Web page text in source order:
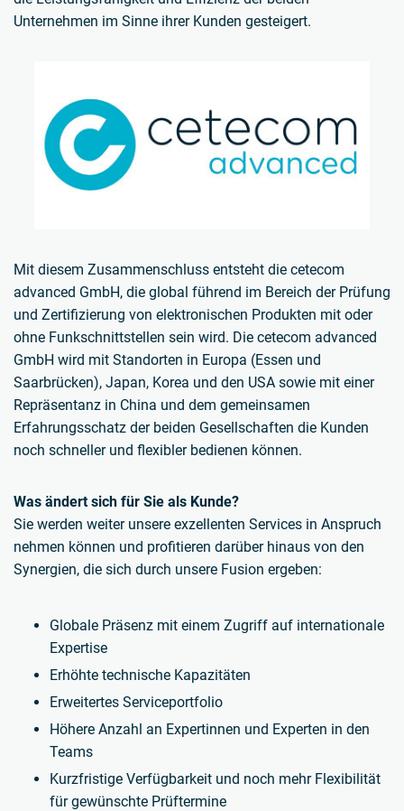
Unternehmen im Sinne ihrer Kunden gesteigert.
Mit diesem Zusammenschluss entsteht die cetecom
advanced GmbH, die global führend im Bereich der Prüfung
und Zertifizierung von elektronischen Produkten mit oder
ohne Funkschnittstellen sein wird. Die cetecom advanced
GmbH wird mit Standorten in Europa (Essen und
Saarbrücken), Japan, Korea und den USA sowie mit einer
Repräsentanz in China und dem gemeinsamen
Erfahrungsschatz der beiden Gesellschaften die Kunden
noch schneller und flexibler bedienen können.
Was ändert sich für Sie als Kunde?
Sie werden weiter unsere exzellenten Services in Anspruch
nehmen können und profitieren darüber hinaus von den
Synergien, die sich durch unsere Fusion ergeben:
Globale Präsenz mit einem Zugriff auf internationale
Expertise
Erhöhte technische Kapazitäten
Erweitertes Serviceportfolio
Höhere Anzahl an Expertinnen und Experten in den
Teams
Kurzfristige Verfügbarkeit und noch mehr Flexibilität
für gewünschte Prüftermine